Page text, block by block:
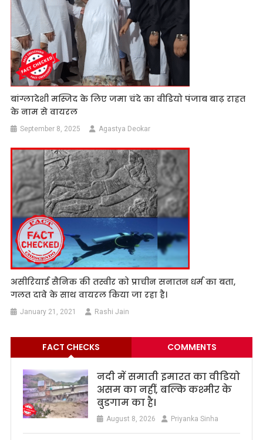
बांग्लादेशी मस्जिद के लिए जमा चंदे का वीडियो पंजाब बाढ़ राहत
के नाम से वायरल
September 8, 2025 Agastya Deokar
असीरियाई सैनिक की तस्वीर को प्राचीन सनातन धर्म का बता,
गलत दावे के साथ वायरल किया जा रहा है।
January 21, 2021 Rashi Jain
FACT CHECKS COMMENTS
नदी में समाती इमारत का वीडियो
असम का नहीं, बल्कि कश्मीर के
बुडगाम का है।
August 8, 2026 Priyanka Sinha